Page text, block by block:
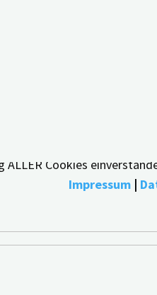
Impressum |
Erfahrung zu
Cookies